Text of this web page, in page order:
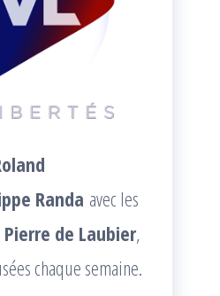
Randa avec les
Pierre de Laubier,
chaque semaine.